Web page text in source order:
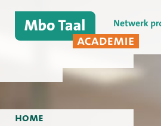
home